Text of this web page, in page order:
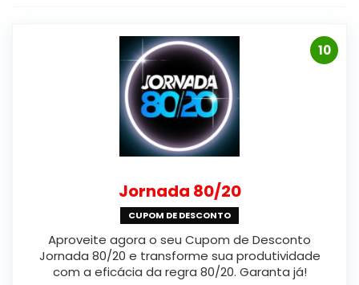
10
Jornada 80/20
CUPOM DE DESCONTO
Aproveite agora o seu Cupom de Desconto
Jornada 80/20 e transforme sua produtividade
com a eficácia da regra 80/20. Garanta já!